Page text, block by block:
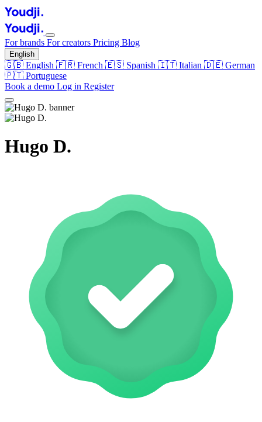
For brands For creators Pricing Blog
English
🇬🇧 English 🇫🇷 French 🇪🇸 Spanish 🇮🇹 Italian 🇩🇪 German
🇵🇹 Portuguese
Book a demo Log in Register
Hugo D.